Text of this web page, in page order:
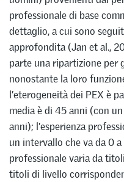
professionale di base
dettaglio, a cui sono
approfondita (Jan et al.,
parte una ripartizione per
nonostante la loro
l’eterogeneità dei PEX è
media è di 45 anni (con
anni); l’esperienza
un intervallo che va da 0
professionale varia da
titoli di livello